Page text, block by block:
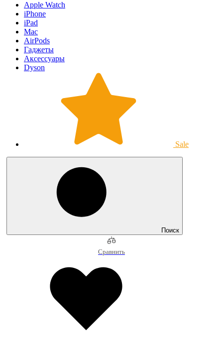
Apple Watch
iPhone
iPad
Mac
AirPods
Гаджеты
Аксессуары
Dyson
Sale
Поиск
Сравнить